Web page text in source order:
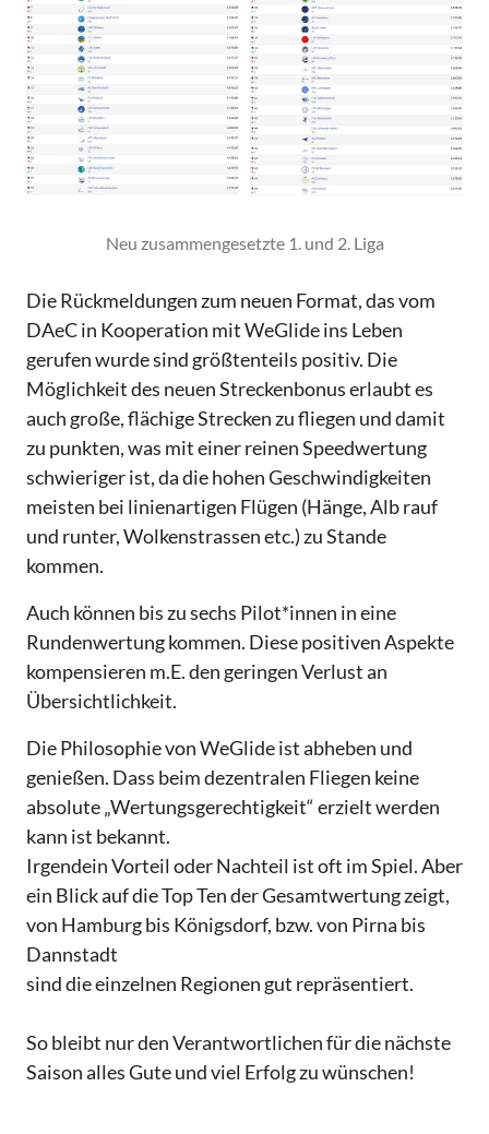
Neu zusammengesetzte 1. und 2. Liga
Die Rückmeldungen zum neuen Format, das vom
DAeC in Kooperation mit WeGlide ins Leben
gerufen wurde sind größtenteils positiv. Die
Möglichkeit des neuen Streckenbonus erlaubt es
auch große, flächige Strecken zu fliegen und damit
zu punkten, was mit einer reinen Speedwertung
schwieriger ist, da die hohen Geschwindigkeiten
meisten bei linienartigen Flügen (Hänge, Alb rauf
und runter, Wolkenstrassen etc.) zu Stande
kommen.
Auch können bis zu sechs Pilot*innen in eine
Rundenwertung kommen. Diese positiven Aspekte
kompensieren m.E. den geringen Verlust an
Übersichtlichkeit.
Die Philosophie von WeGlide ist abheben und
genießen. Dass beim dezentralen Fliegen keine
absolute „Wertungsgerechtigkeit“ erzielt werden
kann ist bekannt.
Irgendein Vorteil oder Nachteil ist oft im Spiel. Aber
ein Blick auf die Top Ten der Gesamtwertung zeigt,
von Hamburg bis Königsdorf, bzw. von Pirna bis
Dannstadt
sind die einzelnen Regionen gut repräsentiert.
So bleibt nur den Verantwortlichen für die nächste
Saison alles Gute und viel Erfolg zu wünschen!